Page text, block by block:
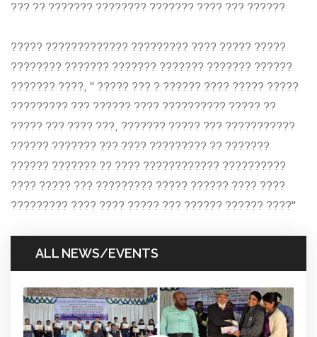
??? ?? ??????? ???????? ??????? ???? ??? ??????
????? ????????????? ????????? ???? ????? ?????
???????? ??????? ??????? ??????? ??????? ??????
??????? ????, " ????? ??? ? ?????? ???? ????? ?????
????????? ??? ?????? ???? ?????????? ????? ??
????? ??? ???? ???, ??????? ????? ??? ???????????
?????? ??????? ??? ???? ????????? ?? ???????
?????? ??????? ?? ???? ???????????? ??????????
???? ????? ??? ????????? ????? ?????? ???? ????
????????? ???? ???? ????? ??? ?????? ?????? ????"
ALL NEWS/EVENTS